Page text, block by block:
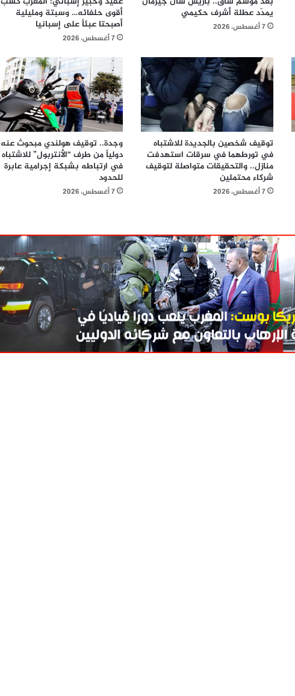
يمدّد عطلة أشرف حكيمي
7 أغسطس، 2026
أقوى حلفائه… وسبتة ومليلية
أصبحتا عبئاً على إسبانيا
7 أغسطس، 2026
توقيف شخصين بالجديدة للاشتباه
في تورطهما في سرقات استهدفت
منازل.. والتحقيقات متواصلة لتوقيف
شركاء محتملين
7 أغسطس، 2026
وجدة.. توقيف هولندي مبحوث عنه
دولياً من طرف “الأنتربول” للاشتباه
في ارتباطه بشبكة إجرامية عابرة
للحدود
7 أغسطس، 2026